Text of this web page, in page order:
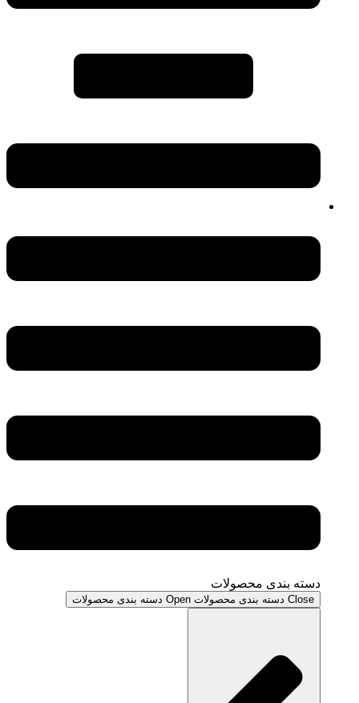
دسته بندی محصولات
Close دسته بندی محصولات Open دسته بندی محصولات